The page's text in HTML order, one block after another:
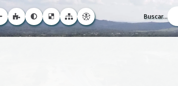
Buscar...